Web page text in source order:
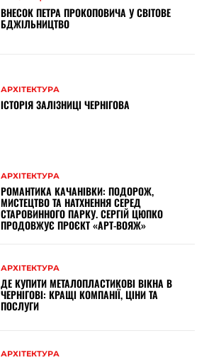
ВНЕСОК ПЕТРА ПРОКОПОВИЧА У СВІТОВЕ
БДЖІЛЬНИЦТВО
АРХІТЕКТУРА
ІСТОРІЯ ЗАЛІЗНИЦІ ЧЕРНІГОВА
АРХІТЕКТУРА
РОМАНТИКА КАЧАНІВКИ: ПОДОРОЖ,
МИСТЕЦТВО ТА НАТХНЕННЯ СЕРЕД
СТАРОВИННОГО ПАРКУ. СЕРГІЙ ЦЮПКО
ПРОДОВЖУЄ ПРОЄКТ «АРТ-ВОЯЖ»
АРХІТЕКТУРА
ДЕ КУПИТИ МЕТАЛОПЛАСТИКОВІ ВІКНА В
ЧЕРНІГОВІ: КРАЩІ КОМПАНІЇ, ЦІНИ ТА
ПОСЛУГИ
АРХІТЕКТУРА